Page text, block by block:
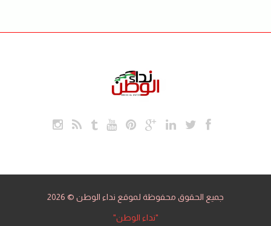
جميع الحقوق محفوظة لموقع نداء الوطن © 2026
"نداء الوطن"